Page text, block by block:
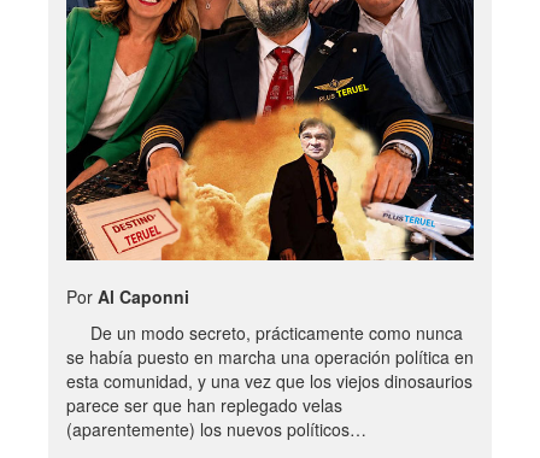
Por Al Caponni
De un modo secreto, prácticamente como nunca
se había puesto en marcha una operación política en
esta comunidad, y una vez que los viejos dinosaurios
parece ser que han replegado velas
(aparentemente) los nuevos políticos…